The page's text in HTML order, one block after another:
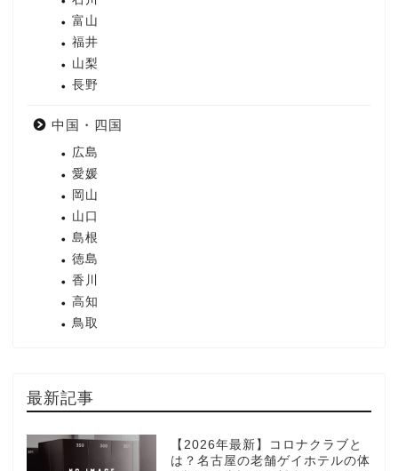
富山
福井
山梨
長野
中国・四国
広島
愛媛
岡山
山口
島根
徳島
香川
高知
鳥取
最新記事
【2026年最新】コロナクラブと
は？名古屋の老舗ゲイホテルの体